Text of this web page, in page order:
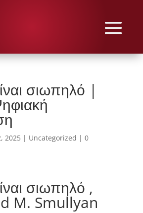
σιωπηλό |
2025| Uncategorized | 0
σιωπηλό ,
M. Smullyan